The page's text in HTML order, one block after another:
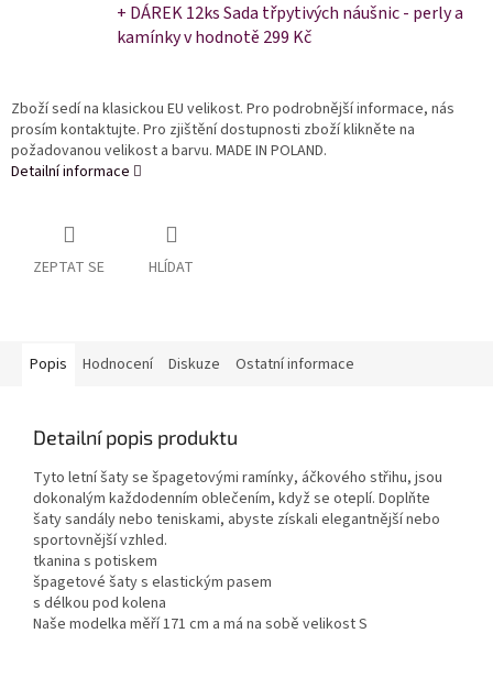
+ DÁREK 12ks Sada třpytivých náušnic - perly a
kamínkyv hodnotě 299 Kč
Zboží sedí na klasickou EU velikost. Pro podrobnější informace, nás
prosím kontaktujte. Pro zjištění dostupnosti zboží klikněte na
požadovanou velikost a barvu. MADE IN POLAND.
Detailní informace
ZEPTAT SE HLÍDAT
Popis Hodnocení Diskuze Ostatní informace
Detailní popis produktu
Tyto letní šaty se špagetovými ramínky, áčkového střihu, jsou
dokonalým každodenním oblečením, když se oteplí. Doplňte
šaty sandály nebo teniskami, abyste získali elegantnější nebo
sportovnější vzhled.
tkanina s potiskem
špagetové šaty s elastickým pasem
s délkou pod kolena
Naše modelka měří 171 cm a má na sobě velikost S